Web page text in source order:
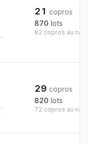
21 copros
870 lots
82 copros au
29 copros
820 lots
72 copros au